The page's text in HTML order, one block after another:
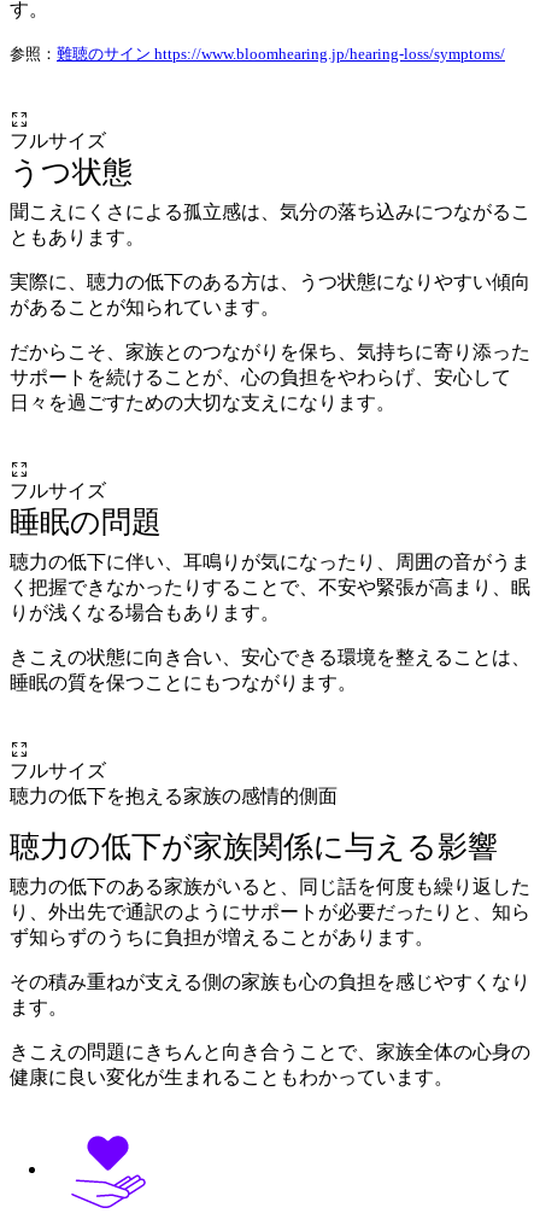
す。
参照： 難聴のサイン https://www.bloomhearing.jp/hearing-loss/symptoms/
フルサイズ
うつ状態
聞こえにくさによる孤立感は、気分の落ち込みにつながるこ
ともあります。
実際に、聴力の低下のある方は、うつ状態になりやすい傾向
があることが知られています。
だからこそ、家族とのつながりを保ち、気持ちに寄り添った
サポートを続けることが、心の負担をやわらげ、安心して
日々を過ごすための大切な支えになります。
フルサイズ
睡眠の問題
聴力の低下に伴い、耳鳴りが気になったり、周囲の音がうま
く把握できなかったりすることで、不安や緊張が高まり、眠
りが浅くなる場合もあります。
きこえの状態に向き合い、安心できる環境を整えることは、
睡眠の質を保つことにもつながります。
フルサイズ
聴力の低下を抱える家族の感情的側面
聴力の低下が家族関係に与える影響
聴力の低下のある家族がいると、同じ話を何度も繰り返した
り、外出先で通訳のようにサポートが必要だったりと、知ら
ず知らずのうちに負担が増えることがあります。
その積み重ねが支える側の家族も心の負担を感じやすくなり
ます。
きこえの問題にきちんと向き合うことで、家族全体の心身の
健康に良い変化が生まれることもわかっています。